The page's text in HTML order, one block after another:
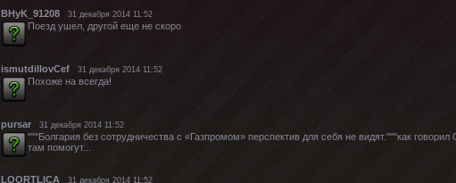
BHyK_91208 31 декабря 2014 11:52
Поезд ушел, другой еще не скоро
ismutdillovCef 31 декабря 2014 11:52
Похоже на всегда!
pursar 31 декабря 2014 11:52
"""Болгария без сотрудничества с «Газпромом» перспектив для себя не видят."""как
там помогут...
LOORTLICA 31 декабря 2014 11:52